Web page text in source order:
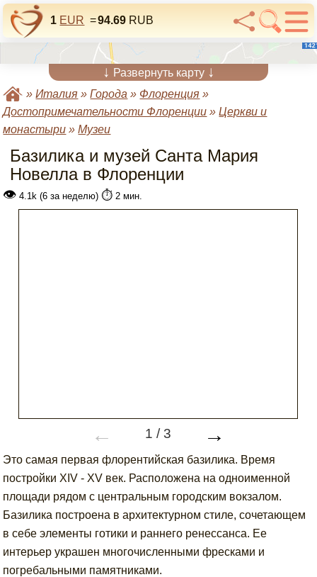
1 EUR =94.69 RUB
↓ Развернуть карту ↓
»Италия »Города » Флоренция »
Достопримечательности Флоренции »Церкви и
монастыри »Музеи
Базилика и музей Санта Мария
Новелла в Флоренции
👁 4.1k (6 за неделю) ⏱️ 2 мин.
← 1 /3 →
Это самая первая флорентийская базилика. Время
постройки XIV - XV век. Расположена на одноименной
площади рядом с центральным городским вокзалом.
Базилика построена в архитектурном стиле, сочетающем
в себе элементы готики и раннего ренессанса. Ее
интерьер украшен многочисленными фресками и
погребальными памятниками.